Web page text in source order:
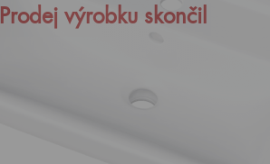
Prodej výrobku skončil